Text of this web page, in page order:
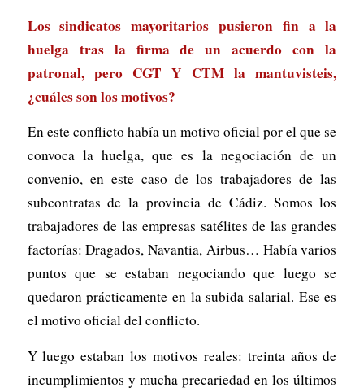
Los sindicatos mayoritarios pusieron fin a la
huelga tras la firma de un acuerdo con la
patronal, pero CGT Y CTM la mantuvisteis,
¿cuáles son los motivos?
En este conflicto había un motivo oficial por el que se
convoca la huelga, que es la negociación de un
convenio, en este caso de los trabajadores de las
subcontratas de la provincia de Cádiz. Somos los
trabajadores de las empresas satélites de las grandes
factorías: Dragados, Navantia, Airbus… Había varios
puntos que se estaban negociando que luego se
quedaron prácticamente en la subida salarial. Ese es
el motivo oficial del conflicto.
Y luego estaban los motivos reales: treinta años de
incumplimientos y mucha precariedad en los últimos